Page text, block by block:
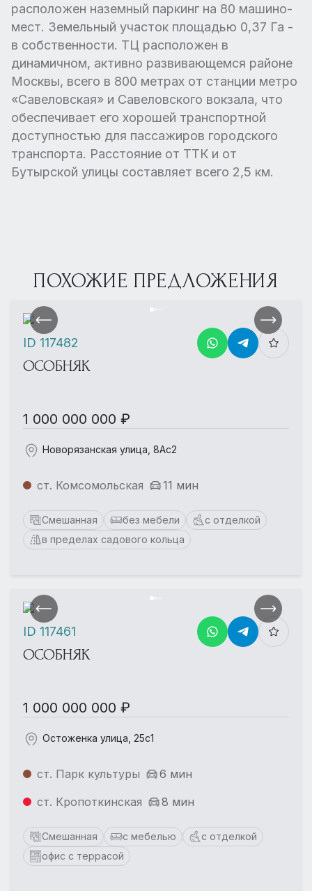
расположен наземный паркинг на 80 машино-
мест. Земельный участок площадью 0,37 Га -
в собственности. ТЦ расположен в
динамичном, активно развивающемся районе
Москвы, всего в 800 метрах от станции метро
«Савеловская» и Савеловского вокзала, что
обеспечивает его хорошей транспортной
доступностью для пассажиров городского
транспорта. Расстояние от ТТК и от
Бутырской улицы составляет всего 2,5 км.
ПОХОЖИЕ ПРЕДЛОЖЕНИЯ
ОСОБНЯК
1 000 000 000 ₽
Новорязанская улица, 8Ас2
ст. Комсомольская 11 мин
Смешанная без мебели
с отделкой
в пределах садового кольца
ID 117482
ОСОБНЯК
1 000 000 000 ₽
Остоженка улица, 25с1
ст. Парк культуры
6 мин
ст. Кропоткинская
8 мин
Смешанная с мебелью
с отделкой
офис с террасой
ID 117461